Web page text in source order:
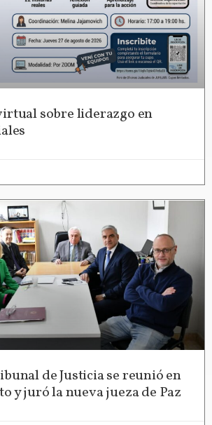
sobre liderazgo en
de Justicia se reunió en
y juró la nueva jueza de Paz